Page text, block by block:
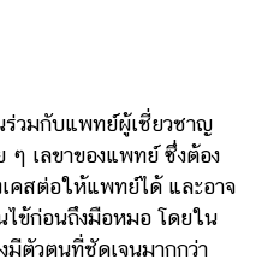
มกับแพทย์ผู้เชี่ยวชาญ
ๆ เลขาของแพทย์ ซึ่งต้อง
คสต่อให้แพทย์ได้ และอาจ
ไข้ก่อนถึงมือหมอ โดยใน
มีตัวตนที่ชัดเจนมากกว่า